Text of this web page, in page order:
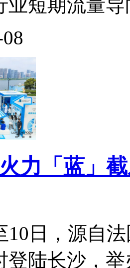
业短期流量
力「蓝」
10日，源自
登陆长沙，